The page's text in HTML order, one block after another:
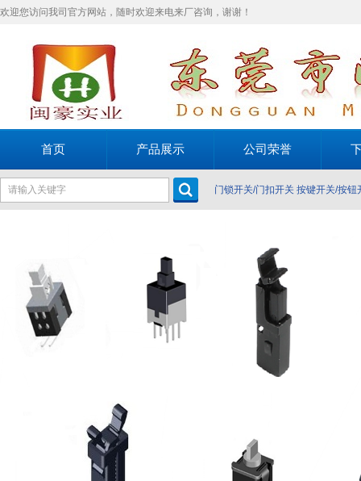
欢迎您访问我司官方网站，随时欢迎来电来厂咨询，谢谢！
首页 产品展示 公司荣誉
门锁开关/门扣开关 按键开关/按钮
关